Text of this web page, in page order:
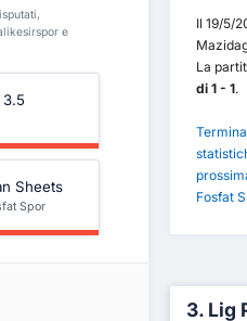
e
3.5
Sheets
Spor
Il 19/5/
La
di 1 - 1.
Fosfat
3. Lig